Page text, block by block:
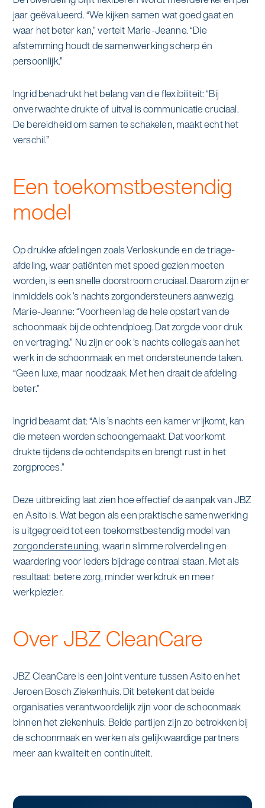
jaar geëvalueerd. “We kijken samen wat goed gaat en
waar het beter kan,” vertelt Marie-Jeanne. “Die
afstemming houdt de samenwerking scherp én
persoonlijk.”
Ingrid benadrukt het belang van die flexibiliteit: “Bij
onverwachte drukte of uitval is communicatie cruciaal.
De bereidheid om samen te schakelen, maakt echt het
verschil.”
Een toekomstbestendig
model
Op drukke afdelingen zoals Verloskunde en de triage-
afdeling, waar patiënten met spoed gezien moeten
worden, is een snelle doorstroom cruciaal. Daarom zijn er
inmiddels ook ’s nachts zorgondersteuners aanwezig.
Marie-Jeanne: “Voorheen lag de hele opstart van de
schoonmaak bij de ochtendploeg. Dat zorgde voor druk
en vertraging.” Nu zijn er ook ’s nachts collega’s aan het
werk in de schoonmaak en met ondersteunende taken.
“Geen luxe, maar noodzaak. Met hen draait de afdeling
beter.”
Ingrid beaamt dat: “Als ’s nachts een kamer vrijkomt, kan
die meteen worden schoongemaakt. Dat voorkomt
drukte tijdens de ochtendspits en brengt rust in het
zorgproces.”
Deze uitbreiding laat zien hoe effectief de aanpak van JBZ
en Asito is. Wat begon als een praktische samenwerking
is uitgegroeid tot een toekomstbestendig model van
zorgondersteuning, waarin slimme rolverdeling en
waardering voor ieders bijdrage centraal staan. Met als
resultaat: betere zorg, minder werkdruk en meer
werkplezier.
Over JBZ CleanCare
JBZ CleanCare is een joint venture tussen Asito en het
Jeroen Bosch Ziekenhuis. Dit betekent dat beide
organisaties verantwoordelijk zijn voor de schoonmaak
binnen het ziekenhuis. Beide partijen zijn zo betrokken bij
de schoonmaak en werken als gelijkwaardige partners
meer aan kwaliteit en continuïteit.